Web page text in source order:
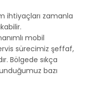
ihtiyaçları zamanla
mobil
sürecimiz şeffaf,
Bölgede sıkça
bazı